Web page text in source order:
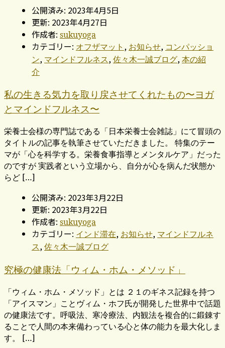
公開済み: 2023年4月5日
更新: 2023年4月27日
作成者: sukuyoga
カテゴリー: オフザマット , お知らせ, コンパッショ
ン, マインドフルネス, 佐々木一誠ブログ, 本の紹
介
私の生きる気力を取り戻させてくれたもの〜ヨガ
とマインドフルネス〜
栄養士会様の専門誌である「日本栄養士会雑誌」にて冒頭の
タイトルの記事を執筆させていただきました。 特集のテー
マが「心を科学する。栄養食事指導とメンタルケア」だった
のですが 実践者という立場から、自分が心を病んだ状態か
らど […]
公開済み: 2023年3月22日
更新: 2023年3月22日
作成者: sukuyoga
カテゴリー: インド滞在, お知らせ, マインドフルネ
ス,佐々木一誠ブログ
究極の健康法「ウィム・ホム・メソッド」
「ウィム・ホム・メソッド」とは ２１のギネス記録を持つ
「アイスマン」ことヴィム・ホフ氏が開発した世界中で話題
の健康法です。呼吸法、寒冷療法、内観法を複合的に鍛錬す
ることで人間の本来備わっている心と体の能力を最大化しま
す。 […]